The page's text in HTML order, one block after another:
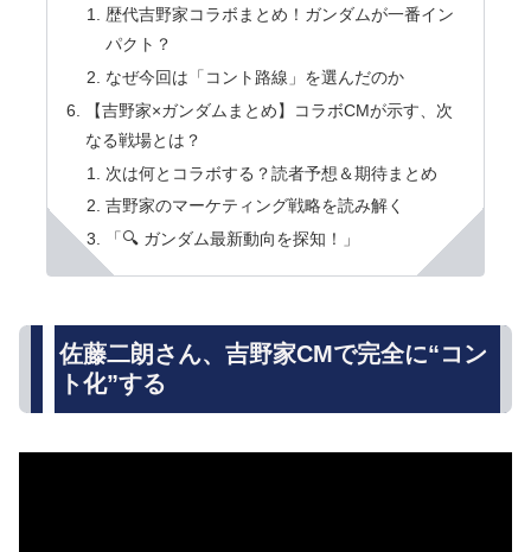
歴代吉野家コラボまとめ！ガンダムが一番イン
パクト？
なぜ今回は「コント路線」を選んだのか
【吉野家×ガンダムまとめ】コラボCMが示す、次
なる戦場とは？
次は何とコラボする？読者予想＆期待まとめ
吉野家のマーケティング戦略を読み解く
「🔍 ガンダム最新動向を探知！」
佐藤二朗さん、吉野家CMで完全に“コン
ト化”する